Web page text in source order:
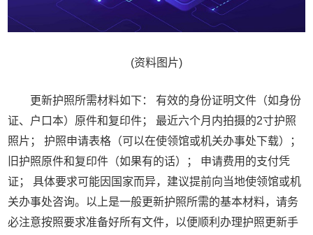
(资料图片)
更新护照所需材料如下： 有效的身份证明文件（如身份
证、户口本）原件和复印件； 最近六个月内拍摄的2寸护照
照片； 护照申请表格（可以在使领馆或机关办事处下载）；
旧护照原件和复印件（如果有的话）； 申请费用的支付凭
证； 具体要求可能因国家而异，建议提前向当地使领馆或机
关办事处咨询。以上是一般更新护照所需的基本材料，请务
必注意按照要求准备好所有文件，以便顺利办理护照更新手